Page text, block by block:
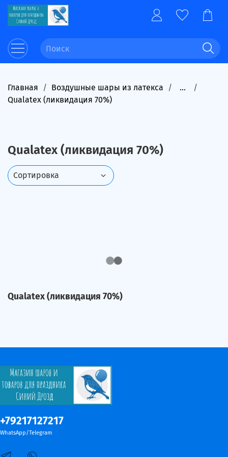
Главная Воздушные шары из латекса
...
Qualatex (ликвидация 70%)
Qualatex (ликвидация 70%)
Qualatex (ликвидация 70%)
+79217127217
WhatsApp/Telegram